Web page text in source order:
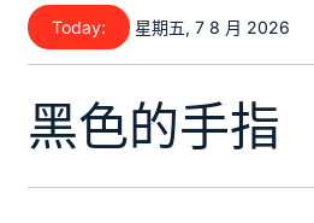
Skip
content
Today: 星期五, 7 8 月 2026
黑色的手指